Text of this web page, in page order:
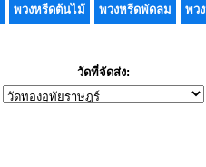
พวงหรีดต้นไม้ พวงหรีดพัดลม พว
วัดที่จัดส่ง: